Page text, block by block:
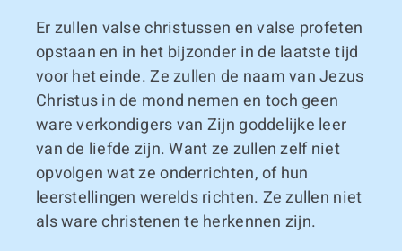
Er zullen valse christussen en valse profeten
opstaan en in het bijzonder in de laatste tijd
voor het einde. Ze zullen de naam van Jezus
Christus in de mond nemen en toch geen
ware verkondigers van Zijn goddelijke leer
van de liefde zijn. Want ze zullen zelf niet
opvolgen wat ze onderrichten, of hun
leerstellingen werelds richten. Ze zullen niet
als ware christenen te herkennen zijn.